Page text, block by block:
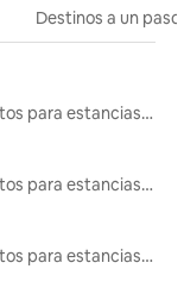
Destinos a un
Alojamientos para estancias largas
Alojamientos para estancias largas
Alojamientos para estancias largas